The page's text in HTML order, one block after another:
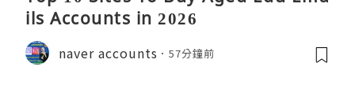
ils Accounts in 2026
naver accounts 57分鐘前